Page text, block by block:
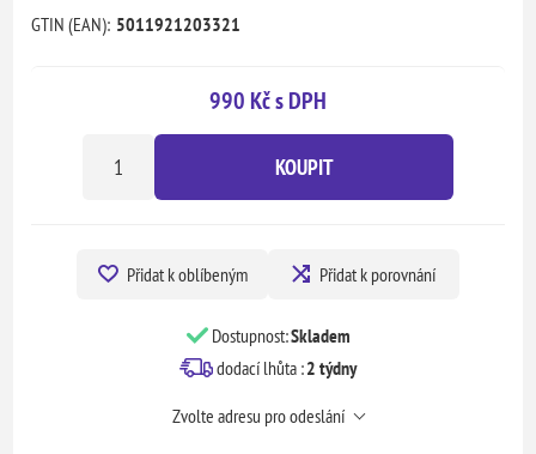
GTIN (EAN): 5011921203321
990 Kč s DPH
KOUPIT
Přidat k oblíbeným Přidat k porovnání
Dostupnost:Skladem
dodací lhůta :2 týdny
Zvolte adresu pro odeslání